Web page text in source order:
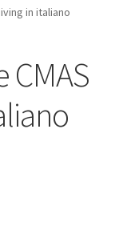
in italiano